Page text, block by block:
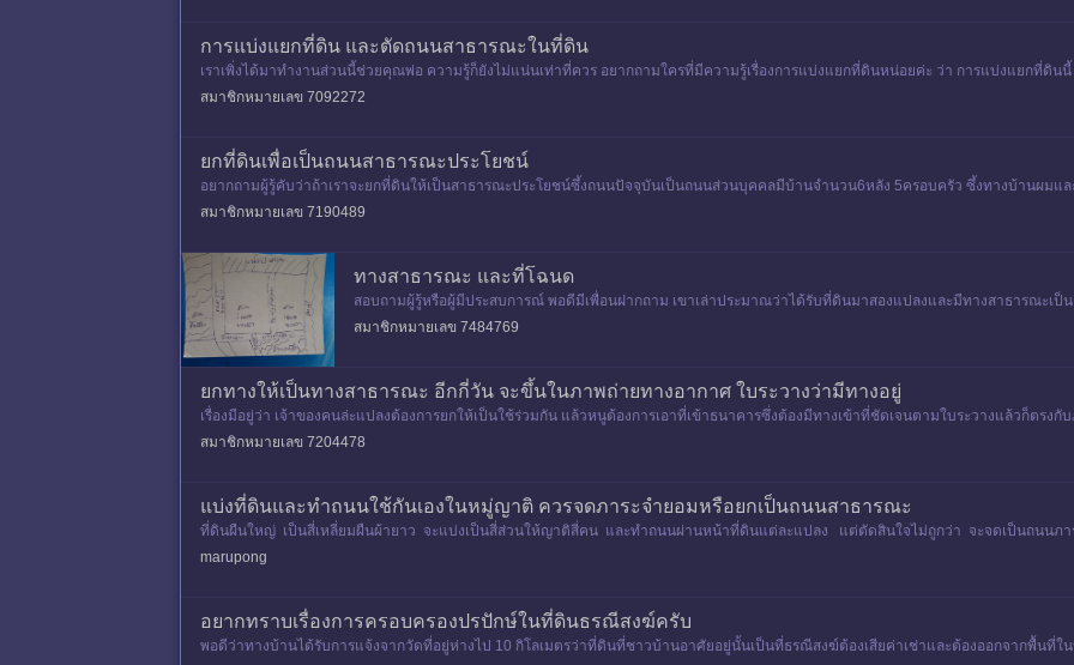
การแบ่งแยกที่ดิน และตัดถนนสาธารณะในที่ดิน
เราเพิ่งได้มาทำงานส่วนนี้ช่วยคุณพ่อ ความรู้ก็ยังไม่แน่นเท่าที่ควร อยากถามใครที่มีความรู้เรื่องการแบ่งแยกที่ดินหน่อยค่ะ ว่า การแบ่งแยกที่ดิ
แปลงไหม?
สมาชิกหมายเลข 7092272
ยกที่ดินเพื่อเป็นถนนสาธารณะประโยชน์
อยากถามผู้รู้คับว่าถ้าเราจะยกที่ดินให้เป็นสาธารณะประโยชน์ซึ้งถนนปัจจุบันเป็นถนนส่วนบุคคลมีบ้านจำนวน6หลัง 5ครอบครัว ซึ้งทางบ้านผม
ม่ยอมเซ็นยกที่ให้หลวง
สมาชิกหมายเลข 7190489
ทางสาธารณะ และที่โฉนด
สอบถามผู้รู้หรือผู้มีประสบการณ์ พอดีมีเพื่อนฝากถาม เขาเล่าประมาณว่าได้รับที่ดินมาสองแปลงและมีทางสาธารณะเป็
ทางตันสุดถนนติดกับแนวเขตป่าและมีทางอ
สมาชิกหมายเลข 7484769
ยกทางให้เป็นทางสาธารณะ อีกกี่วัน จะขึ้นในภาพถ่ายทางอากาศ ใบระวางว่ามีทางอยู่
เรื่องมีอยู่ว่า เจ้าของคนล่ะแปลงต้องการยกให้เป็นใช้ร่วมกัน แล้วหนูต้องการเอาที่เข้าธนาคารซึ่งต้องมีทางเข้าที่ชัดเจนตามใบระวางแล้วก็ตร
สมาชิกหมายเลข 7204478
แบ่งที่ดินและทำถนนใช้กันเองในหมู่ญาติ ควรจดภาระจำยอมหรือยกเป็นถนนสาธารณะ
ที่ดินผืนใหญ่ เป็นสี่เหลี่ยมผืนผ้ายาว จะแบ่งเป็นสี่ส่วนให้ญาติสี่คน และทำถนนผ่านหน้าที่ดินแต่ละแปลง แต่ตัดสินใจไม่ถูกว่า จะจดเป็นถนนภา
marupong
อยากทราบเรื่องการครอบครองปรปักษ์ในที่ดินธรณีสงฆ์ครับ
พอดีว่าทางบ้านได้รับการแจ้งจากวัดที่อยู่ห่างไป 10 กิโลเมตรว่าที่ดินที่ชาวบ้านอาศัยอยู่นั้นเป็นที่ธรณีสงฆ์ต้องเสียค่าเช่าและต้องออกจากพื้นที่